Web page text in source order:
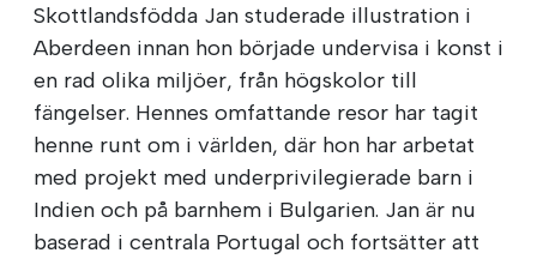
Skottlandsfödda Jan studerade illustration i
Aberdeen innan hon började undervisa i konst i
en rad olika miljöer, från högskolor till
fängelser. Hennes omfattande resor har tagit
henne runt om i världen, där hon har arbetat
med projekt med underprivilegierade barn i
Indien och på barnhem i Bulgarien. Jan är nu
baserad i centrala Portugal och fortsätter att